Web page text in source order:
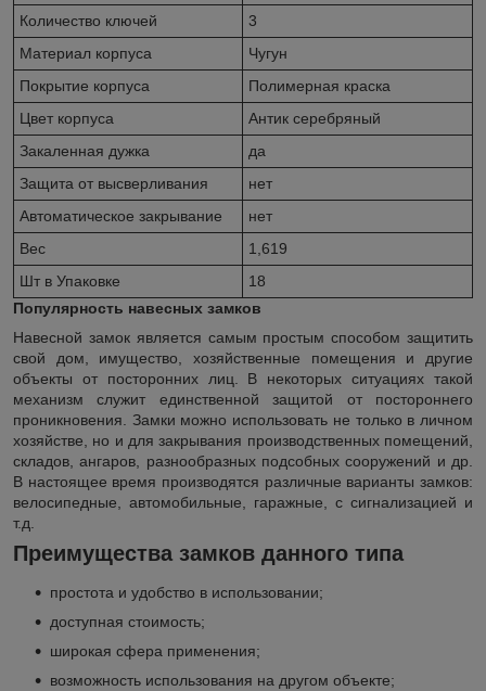
Количество ключей
3
Материал корпуса
Чугун
Покрытие корпуса
Полимерная краска
Цвет корпуса
Антик серебряный
Закаленная дужка
да
Защита от высверливания
нет
Автоматическое закрывание
нет
Вес
1,619
Шт в Упаковке
18
Популярность навесных замков
Навесной замок является самым простым способом защитить
свой дом, имущество, хозяйственные помещения и другие
объекты от посторонних лиц. В некоторых ситуациях такой
механизм служит единственной защитой от постороннего
проникновения. Замки можно использовать не только в личном
хозяйстве, но и для закрывания производственных помещений,
складов, ангаров, разнообразных подсобных сооружений и др.
В настоящее время производятся различные варианты замков:
велосипедные, автомобильные, гаражные, с сигнализацией и
т.д.
Преимущества замков данного типа
простота и удобство в использовании;
доступная стоимость;
широкая сфера применения;
возможность использования на другом объекте;